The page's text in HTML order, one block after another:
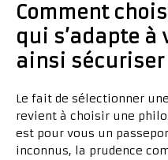
Comment
qui s’adapte
ainsi sécuriser
Le fait de sélectionner
revient à choisir une
est pour vous un
inconnus, la prudence